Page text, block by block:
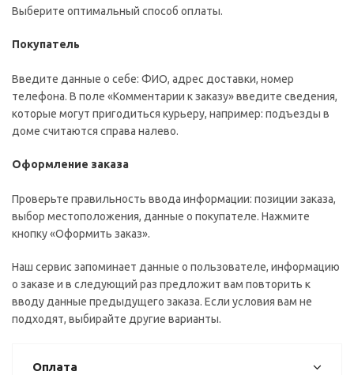
Выберите оптимальный способ оплаты.
Покупатель
Введите данные о себе: ФИО, адрес доставки, номер
телефона. В поле «Комментарии к заказу» введите сведения,
которые могут пригодиться курьеру, например: подъезды в
доме считаются справа налево.
Оформление заказа
Проверьте правильность ввода информации: позиции заказа,
выбор местоположения, данные о покупателе. Нажмите
кнопку «Оформить заказ».
Наш сервис запоминает данные о пользователе, информацию
о заказе и в следующий раз предложит вам повторить к
вводу данные предыдущего заказа. Если условия вам не
подходят, выбирайте другие варианты.
Оплата